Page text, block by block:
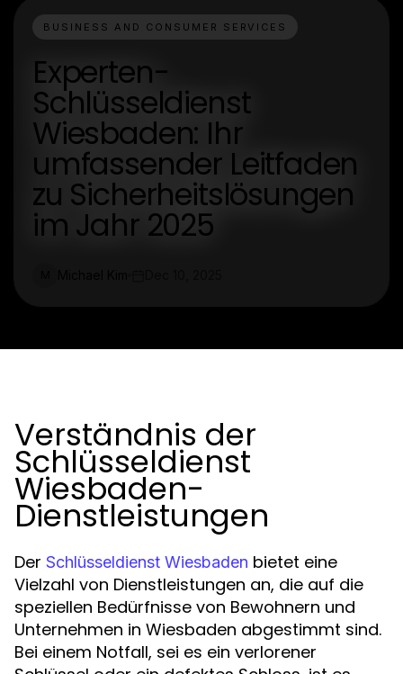
BUSINESS AND CONSUMER SERVICES
Experten-
Schlüsseldienst
Wiesbaden: Ihr
umfassender Leitfaden
zu Sicherheitslösungen
im Jahr 2025
Verständnis der
Schlüsseldienst
Wiesbaden-
Dienstleistungen
Der Schlüsseldienst Wiesbaden bietet eine
Vielzahl von Dienstleistungen an, die auf die
speziellen Bedürfnisse von Bewohnern und
Unternehmen in Wiesbaden abgestimmt sind.
Bei einem Notfall, sei es ein verlorener